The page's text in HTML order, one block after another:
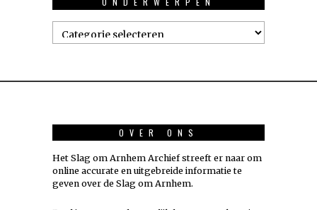
Onderwerpen
OVER ONS
Het Slag om Arnhem Archief streeft er naar om
online accurate en uitgebreide informatie te
geven over de Slag om Arnhem.